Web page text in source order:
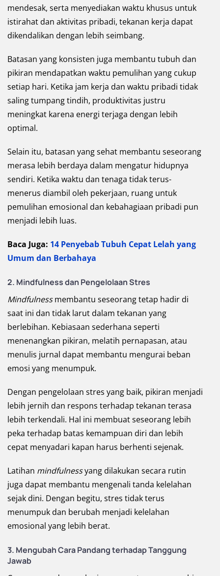
mendesak, serta menyediakan waktu khusus untuk
istirahat dan aktivitas pribadi, tekanan kerja dapat
dikendalikan dengan lebih seimbang.
Batasan yang konsisten juga membantu tubuh dan
pikiran mendapatkan waktu pemulihan yang cukup
setiap hari. Ketika jam kerja dan waktu pribadi tidak
saling tumpang tindih, produktivitas justru
meningkat karena energi terjaga dengan lebih
optimal.
Selain itu, batasan yang sehat membantu seseorang
merasa lebih berdaya dalam mengatur hidupnya
sendiri. Ketika waktu dan tenaga tidak terus-
menerus diambil oleh pekerjaan, ruang untuk
pemulihan emosional dan kebahagiaan pribadi pun
menjadi lebih luas.
Baca Juga: 14 Penyebab Tubuh Cepat Lelah yang
Umum dan Berbahaya
2. Mindfulness dan Pengelolaan Stres
Mindfulnessmembantu seseorang tetap hadir di
saat ini dan tidak larut dalam tekanan yang
berlebihan. Kebiasaan sederhana seperti
menenangkan pikiran, melatih pernapasan, atau
menulis jurnal dapat membantu mengurai beban
emosi yang menumpuk.
Dengan pengelolaan stres yang baik, pikiran menjadi
lebih jernih dan respons terhadap tekanan terasa
lebih terkendali. Hal ini membuat seseorang lebih
peka terhadap batas kemampuan diri dan lebih
cepat menyadari kapan harus berhenti sejenak.
Latihan mindfulnessyang dilakukan secara rutin
juga dapat membantu mengenali tanda kelelahan
sejak dini. Dengan begitu, stres tidak terus
menumpuk dan berubah menjadi kelelahan
emosional yang lebih berat.
3. Mengubah Cara Pandang terhadap Tanggung
Jawab